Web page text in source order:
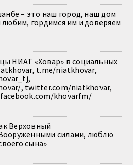
– это наш город, наш дом
гордимся им и доверяем
НИАТ «Ховар» в социальных
t.me/niatkhovar,
, twitter.com/niatkhovar,
khovarfm/
Верховный
силами, люблю
сына»